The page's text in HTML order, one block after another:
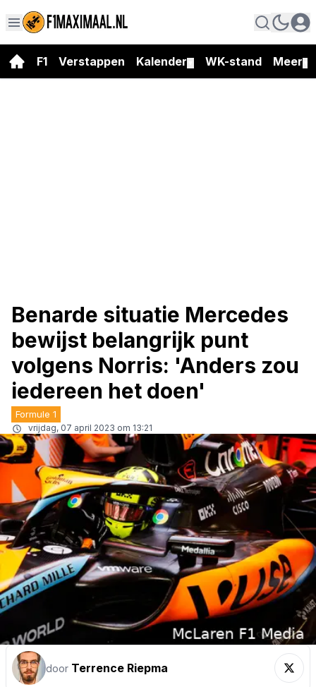
F1 Verstappen Kalender WK-stand Meer
Benarde situatie Mercedes
bewijst belangrijk punt
volgens Norris: 'Anders zou
iedereen het doen'
Formule 1
vrijdag, 07 april 2023 om 13:21
door Terrence Riepma